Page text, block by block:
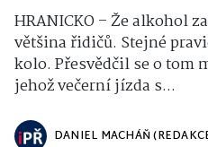
HRANICKO – Že alkohol
většina řidičů. Stejné
kolo. Přesvědčil se o tom
jehož večerní jízda s...
DANIEL MACHÁŇ